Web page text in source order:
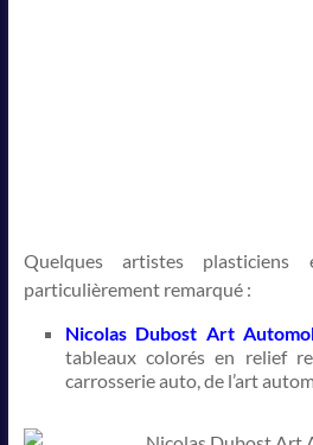
Quelques artistes plasticiens
particulièrement remarqué :
Nicolas Dubost Art
tableaux colorés en relief
carrosserie auto, de l’art